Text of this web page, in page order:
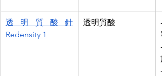
透明質酸針
Redensity 1
透明質酸